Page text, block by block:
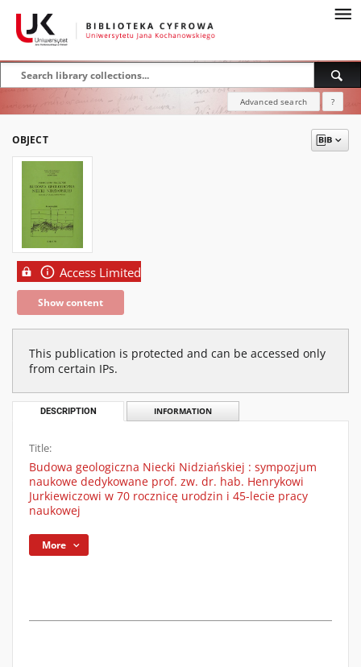
Advanced search ?
OBJECT
Access Limited
Show content
This publication is protected and can be accessed only
from certain IPs.
DESCRIPTION INFORMATION
Title:
Budowa geologiczna Niecki Nidziańskiej : sympozjum
naukowe dedykowane prof. zw. dr. hab. Henrykowi
Jurkiewiczowi w 70 rocznicę urodzin i 45-lecie pracy
naukowej
More